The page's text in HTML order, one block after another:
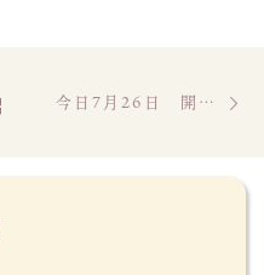
BACK TO POST LIST
今日7月26日 開院1周年